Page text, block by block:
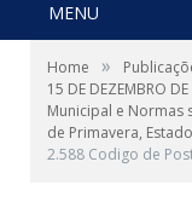
MENU
Home »
15 DE DEZEMBRO
Municipal e Normas
de Primavera,
2.588 Codigo de